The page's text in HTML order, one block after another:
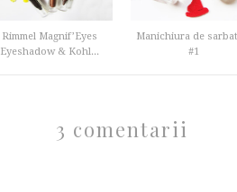
Rimmel Magnif’Eyes
Eyeshadow & Kohl...
Manichiura de
#1
3 comentarii